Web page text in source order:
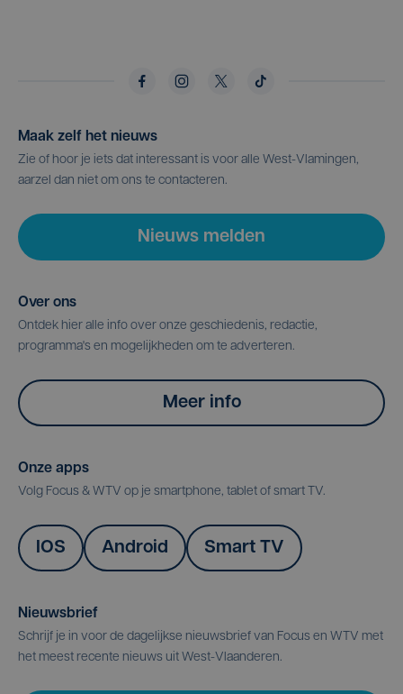
Maak zelf het nieuws
Zie of hoor je iets dat interessant is voor alle West-Vlamingen,
aarzel dan niet om ons te contacteren.
Nieuws melden
Over ons
Ontdek hier alle info over onze geschiedenis, redactie,
programma's en mogelijkheden om te adverteren.
Meer info
Onze apps
Volg Focus & WTV op je smartphone, tablet of smart TV.
IOS Android Smart TV
Nieuwsbrief
Schrijf je in voor de dagelijkse nieuwsbrief van Focus en WTV met
het meest recente nieuws uit West-Vlaanderen.